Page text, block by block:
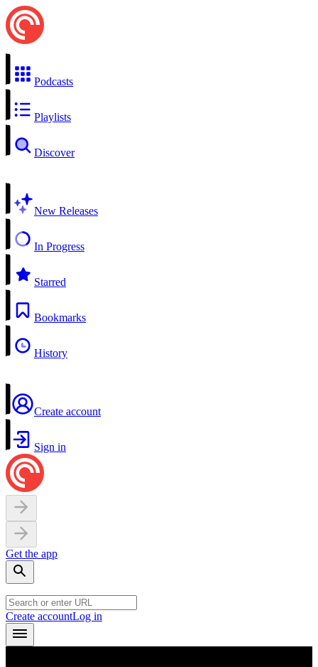
Podcasts
Playlists
Discover
New Releases
In Progress
Starred
Bookmarks
History
Create account
Sign in
Get the app
Create accountLog in